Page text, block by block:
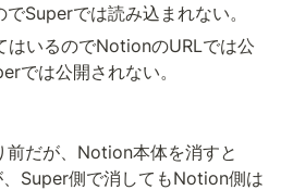
Superでは読み込まれない。
はいるのでNotionのURLでは公
では公開されない。
前だが、Notion本体を消すと
Super側で消してもNotion側は